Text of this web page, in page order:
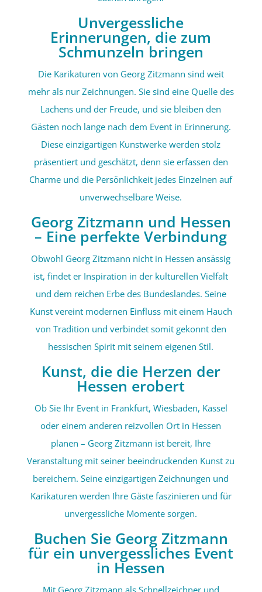
Unvergessliche
Erinnerungen, die zum
Schmunzeln bringen
Die Karikaturen von Georg Zitzmann sind weit
mehr als nur Zeichnungen. Sie sind eine Quelle des
Lachens und der Freude, und sie bleiben den
Gästen noch lange nach dem Event in Erinnerung.
Diese einzigartigen Kunstwerke werden stolz
präsentiert und geschätzt, denn sie erfassen den
Charme und die Persönlichkeit jedes Einzelnen auf
unverwechselbare Weise.
Georg Zitzmann und Hessen
– Eine perfekte Verbindung
Obwohl Georg Zitzmann nicht in Hessen ansässig
ist, findet er Inspiration in der kulturellen Vielfalt
und dem reichen Erbe des Bundeslandes. Seine
Kunst vereint modernen Einfluss mit einem Hauch
von Tradition und verbindet somit gekonnt den
hessischen Spirit mit seinem eigenen Stil.
Kunst, die die Herzen der
Hessen erobert
Ob Sie Ihr Event in Frankfurt, Wiesbaden, Kassel
oder einem anderen reizvollen Ort in Hessen
planen – Georg Zitzmann ist bereit, Ihre
Veranstaltung mit seiner beeindruckenden Kunst zu
bereichern. Seine einzigartigen Zeichnungen und
Karikaturen werden Ihre Gäste faszinieren und für
unvergessliche Momente sorgen.
Buchen Sie Georg Zitzmann
für ein unvergessliches Event
in Hessen